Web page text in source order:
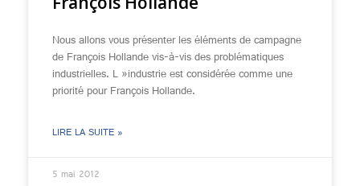
Nous allons vous présenter les éléments de campagne
de François Hollande vis-à-vis des problématiques
industrielles. L »industrie est considérée comme une
priorité pour François Hollande.
LIRE LA SUITE »
5 mai 2012